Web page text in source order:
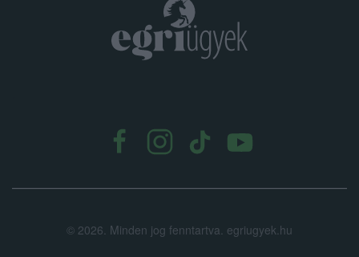
© 2026. Minden jog fenntartva. egriugyek.hu